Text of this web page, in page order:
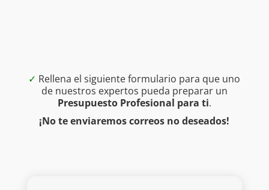
✓ Rellena el siguiente formulario para que uno
de nuestros expertos pueda preparar un
Presupuesto Profesional para ti.
¡No te enviaremos correos no deseados!